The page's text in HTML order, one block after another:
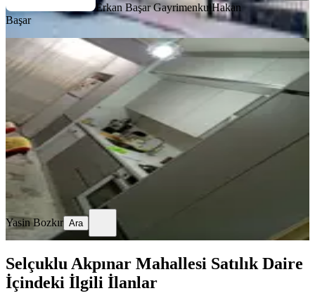
Erkan Başar GayrimenkulHakan
Başar
Bosna Hersek Mahallesi
Selçuklu, Bosna Hersek Mahallesi
2+1
120 m² 06.08.2026
2.950.000 ₺
Yasin Bozkır
Ara
Yasin Bozkır Ara
Selçuklu Akpınar Mahallesi Satılık Daire
İçindeki İlgili İlanlar